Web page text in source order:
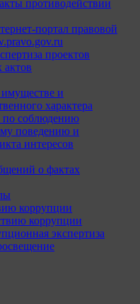
противодействии
портал правовой
проектов
и
характера
по соблюдению
поведению и
интересов
о фактах
коррупции
коррупции
экспертиза